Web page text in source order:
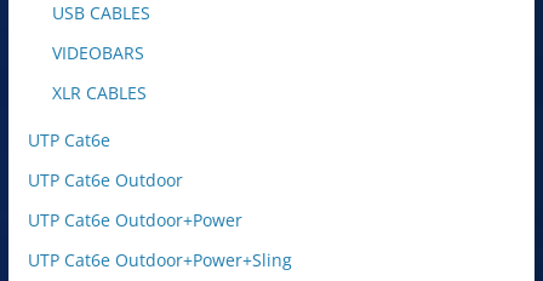
USB CABLES
VIDEOBARS
XLR CABLES
UTP Cat6e
UTP Cat6e Outdoor
UTP Cat6e Outdoor+Power
UTP Cat6e Outdoor+Power+Sling